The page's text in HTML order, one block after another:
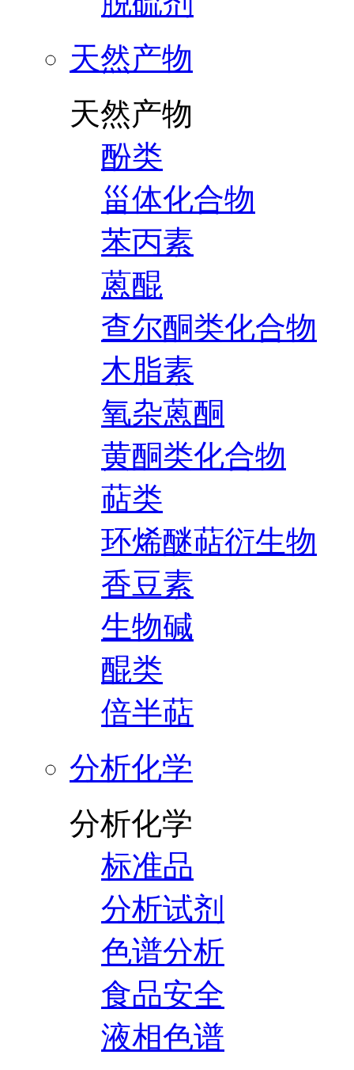
天然产物
天然产物
酚类
甾体化合物
苯丙素
蒽醌
查尔酮类化合物
木脂素
氧杂蒽酮
黄酮类化合物
萜类
环烯醚萜衍生物
香豆素
生物碱
醌类
倍半萜
分析化学
分析化学
标准品
分析试剂
色谱分析
食品安全
液相色谱